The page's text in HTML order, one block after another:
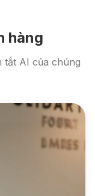
hàng
tắt AI của chúng